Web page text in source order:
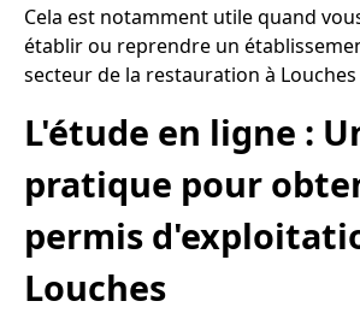
Cela est notamment utile quand
établir ou reprendre un
secteur de la restauration à Louches
L'étude en ligne :
pratique pour
permis
Louches